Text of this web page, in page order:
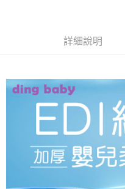
買賣價金債權讓與本公司後，依
2.基於同意付款使用「大哥付你
資料（包含姓名、電話或地址）
由本公司與您本人進行分期帳單
3.完整用戶服務條款，請詳閱以
３．收到繳費通知簡訊後14天內
後付繳納相關費用。
※ 交易是否成功請以「AFTEE先
是否繳費成功／繳費後需取消欲
客戶支援中心」
https://
１．透過由恩沛科技股份有限公
易，需依本服務之必要範圍內提
２．關於個人資料處理事宜，請
詳細說明